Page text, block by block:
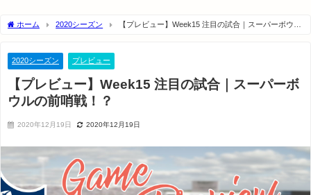
ホーム 2020シーズン
【プレビュー】Week15 注目の試合｜スーパーボウル
2020シーズン プレビュー
【プレビュー】Week15 注目の試合｜スーパーボ
ウルの前哨戦！？
2020年12月19日 2020年12月19日